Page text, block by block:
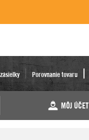
Porovnanie tovaru
MÔJ ÚČET